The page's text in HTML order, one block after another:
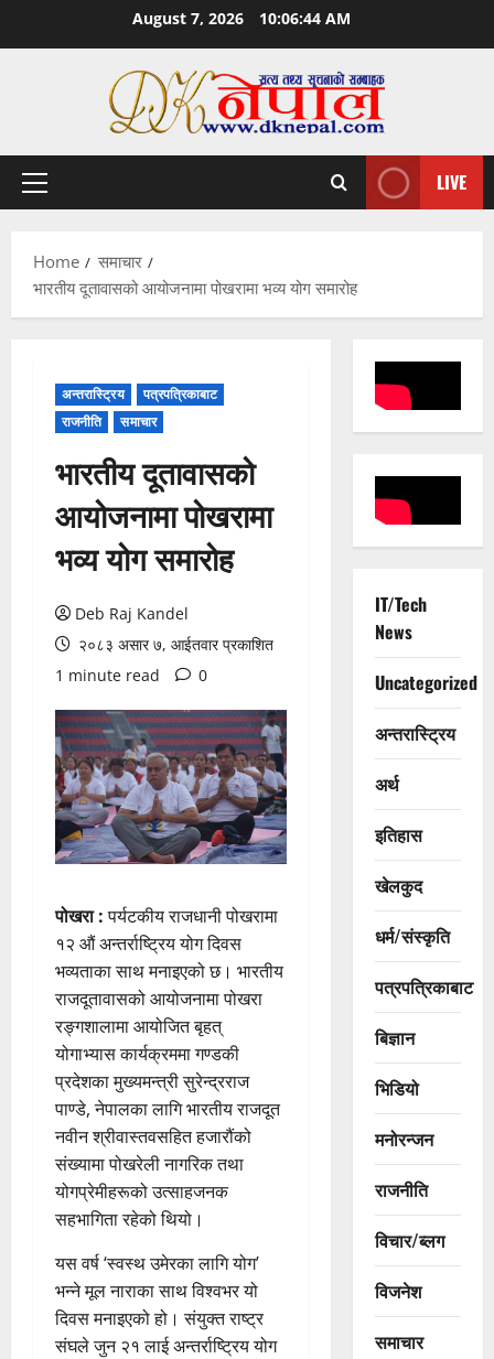
August 7, 2026 10:06:44 AM
Primary
LIVE
Home
समाचार
भारतीय दूतावासको आयोजनामा पोखरामा भव्य योग समारोह
अन्तरास्ट्रिय
पत्रपत्रिकाबाट
राजनीति
समाचार
भारतीय दूतावासको
आयोजनामा पोखरामा
भव्य योग समारोह
Deb Raj Kandel
२०८३ असार ७, आईतवार प्रकाशित
1 minute read
0
पोखरा :पर्यटकीय राजधानी पोखरामा
१२ औं अन्तर्राष्ट्रिय योग दिवस
भव्यताका साथ मनाइएको छ। भारतीय
राजदूतावासको आयोजनामा पोखरा
रङ्गशालामा आयोजित बृहत्
योगाभ्यास कार्यक्रममा गण्डकी
प्रदेशका मुख्यमन्त्री सुरेन्द्रराज
पाण्डे, नेपालका लागि भारतीय राजदूत
नवीन श्रीवास्तवसहित हजारौंको
संख्यामा पोखरेली नागरिक तथा
योगप्रेमीहरूको उत्साहजनक
सहभागिता रहेको थियो।
यस वर्ष ‘स्वस्थ उमेरका लागि योग’
भन्ने मूल नाराका साथ विश्वभर यो
दिवस मनाइएको हो। संयुक्त राष्ट्र
संघले जुन २१ लाई अन्तर्राष्ट्रिय योग
IT/Tech
News
Uncategorized
अन्तरास्ट्रिय
अर्थ
इतिहास
खेलकुद
धर्म/संस्कृति
पत्रपत्रिकाबाट
बिज्ञान
भिडियो
मनोरन्जन
राजनीति
विचार/ब्लग
विजनेश
समाचार